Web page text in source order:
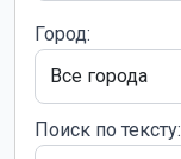
Город:
Поиск по тексту: